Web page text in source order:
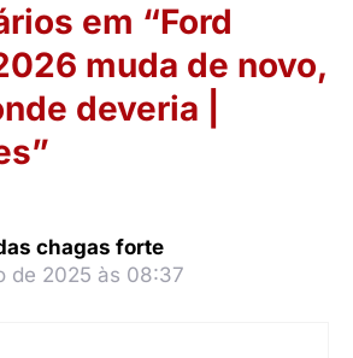
em “Ford
muda de novo,
deveria |
chagas forte
de 2025 às 08:37